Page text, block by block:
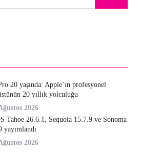
20 yaşında: Apple’ın profesyonel
20 yıllık yolculuğu
2026
Tahoe 26.6.1, Sequoia 15.7.9 ve Sonoma
yayımlandı
2026